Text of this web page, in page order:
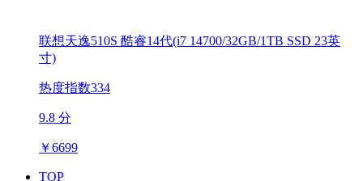
联想天逸510S 酷睿14代(i7 14700/32GB/1TB SSD 23英
寸)
热度指数334
9.8 分
￥6699
TOP